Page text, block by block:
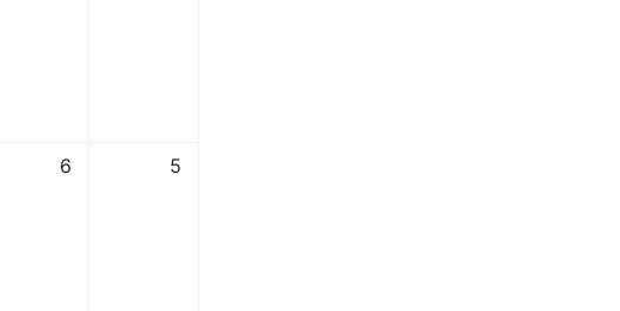
אין אירועים, 5/10/2025
5 אין אירועים, 6/10/
6